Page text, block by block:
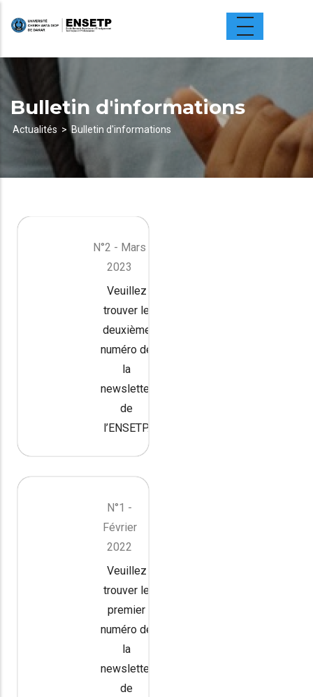
principal
Bulletin d'informations
d'Ariane
Actualités Bulletin d'informations
N°2 - Mars
2023
Veuillez
trouver le
deuxième
numéro de
la
newsletter
de
l’ENSETP.
N°1 -
Février
2022
Veuillez
trouver le
premier
numéro de
la
newsletter
de